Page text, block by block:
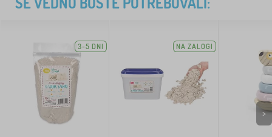
3-5 DNI NA ZALOGI
>